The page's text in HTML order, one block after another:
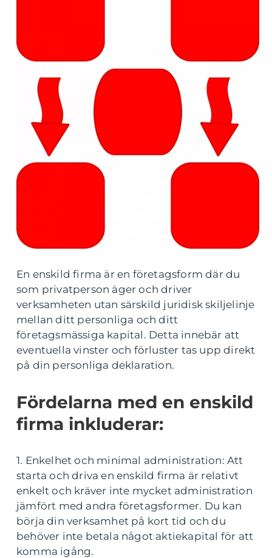
En enskild firma är en företagsform där du
som privatperson äger och driver
verksamheten utan särskild juridisk skiljelinje
mellan ditt personliga och ditt
företagsmässiga kapital. Detta innebär att
eventuella vinster och förluster tas upp direkt
på din personliga deklaration.
Fördelarna med en enskild
firma inkluderar:
1. Enkelhet och minimal administration: Att
starta och driva en enskild firma är relativt
enkelt och kräver inte mycket administration
jämfört med andra företagsformer. Du kan
börja din verksamhet på kort tid och du
behöver inte betala något aktiekapital för att
komma igång.